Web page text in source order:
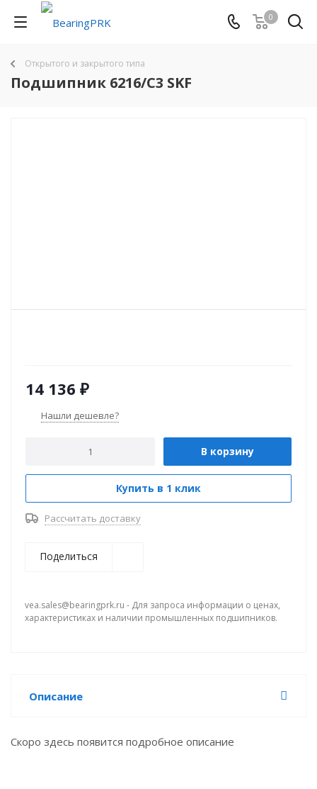
0
Открытого и закрытого типа
Подшипник 6216/C3 SKF
14 136 ₽
Нашли дешевле?
В корзину
Купить в 1 клик
Рассчитать доставку
Поделиться
vea.sales@bearingprk.ru - Для запроса информации о ценах,
характеристиках и наличии промышленных подшипников.
Описание
Скоро здесь появится подробное описание